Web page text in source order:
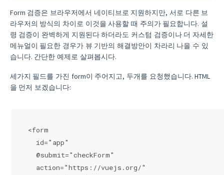
Form 검증은 브라우저에서 네이티브로 지원하지만, 서로 다른 브
라우저의 방식의 차이로 이것을 사용할 때 주의가 필요합니다. 설
령 검증이 완벽하게 지원된다 하더라도 커스텀 검증이나 더 자세한
메뉴얼이 필요한 경우가 뷰 기반의 해결방안이 차라리 나을 수 있
습니다. 간단한 예제로 살펴봅시다.
세가지 필드를 가진 form이 주어지고, 두개를 요청했습니다. HTML
을 먼저 보겠습니다:
<form
  id="app"
  @submit="checkForm"
  action="https://vuejs.org/"